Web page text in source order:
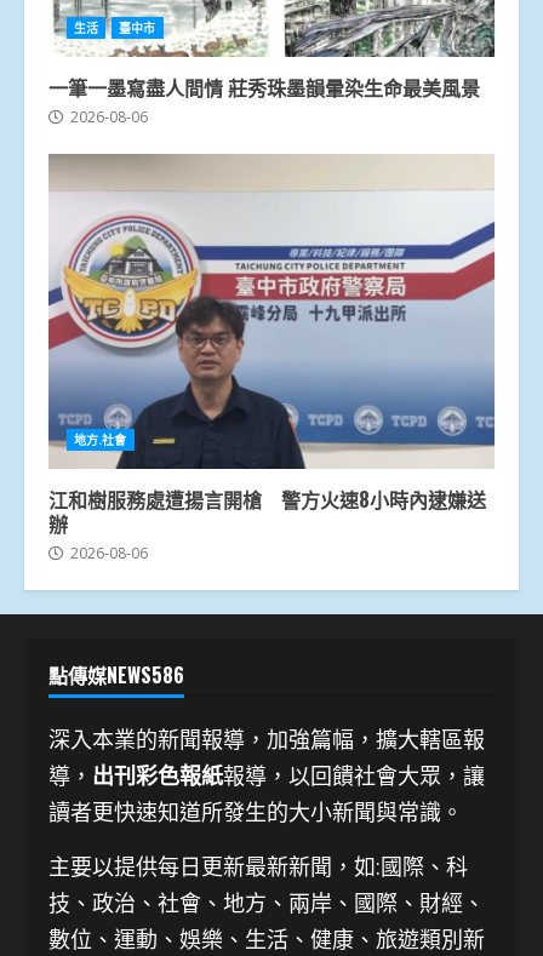
生活 臺中市
一筆一墨寫盡人間情 莊秀珠墨韻暈染生命最美風景
2026-08-06
地方.社會
江和樹服務處遭揚言開槍 警方火速8小時內逮嫌送
辦
2026-08-06
點傳媒NEWS586
深入本業的新聞報導，加強篇幅，擴大轄區報
導， 出刊彩色報紙報導，以回饋社會大眾，讓
讀者更快速知道所發生的大小新聞與常識。
主要以提供每日更新最新新聞 ，如:國際、科
技、 政治、社會、地方、兩岸、國際、財經、
數位、運動、娛樂、生活、健康、旅遊類別新